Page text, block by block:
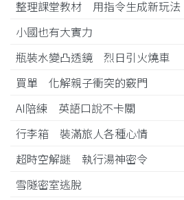
整理課堂教材 用指令生成新玩法
小國也有大實力
瓶裝水變凸透鏡 烈日引火燒車
買單 化解親子衝突的竅門
AI陪練 英語口說不卡關
行李箱 裝滿旅人各種心情
超時空解謎 執行湯神密令
雪隧密室逃脫